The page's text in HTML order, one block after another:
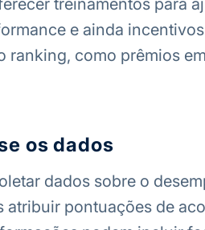
treinamentos para
e ainda
ranking, como prêmios
os dados
dados sobre o
atribuir pontuações de